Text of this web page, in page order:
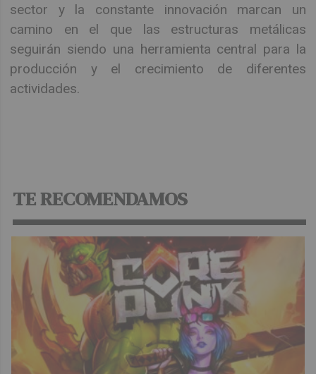
sector y la constante innovación marcan un
camino en el que las estructuras metálicas
seguirán siendo una herramienta central para la
producción y el crecimiento de diferentes
actividades.
TE RECOMENDAMOS